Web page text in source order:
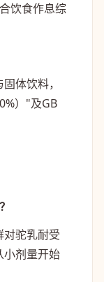
饮食作息综
体饮料，
）"及GB
驼乳耐受
小剂量开始